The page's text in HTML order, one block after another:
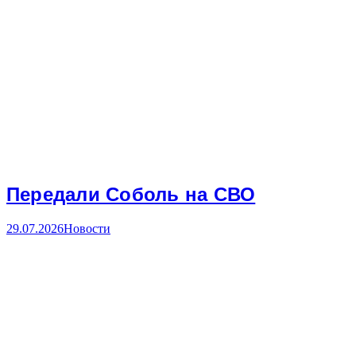
Передали Соболь на СВО
29.07.2026Новости